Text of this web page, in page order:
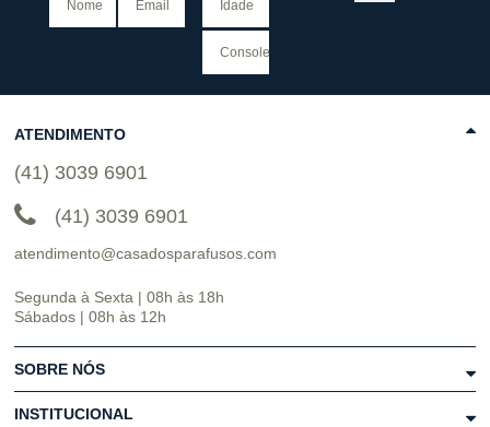
ATENDIMENTO
(41) 3039 6901
(41) 3039 6901
atendimento@casadosparafusos.com
Segunda à Sexta | 08h às 18h
Sábados | 08h às 12h
SOBRE NÓS
INSTITUCIONAL